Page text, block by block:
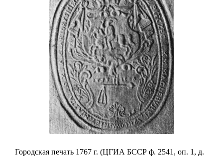
Городская печать 1767 г. (ЦГИА БССР ф. 2541, оп. 1, д.